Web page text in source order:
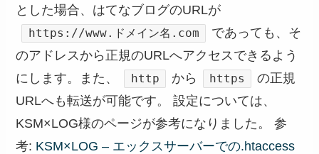
とした場合、はてなブログのURLが
https://www.ドメイン名.com
であっても、そ
のアドレスから正規のURLへアクセスできるよう
にします。また、
http から https
の正規
URLへも転送が可能です。 設定については、
KSM×LOG様のページが参考になりました。 参
考: KSM×LOG – エックスサーバーでの.htaccess